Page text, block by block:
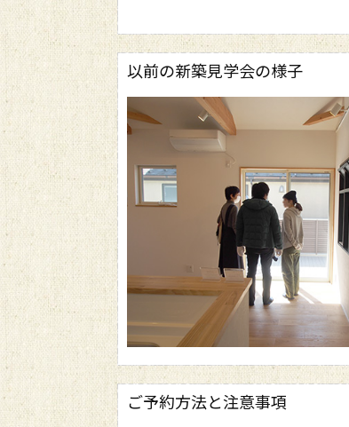
以前の新築見学会の様子
ご予約方法と注意事項